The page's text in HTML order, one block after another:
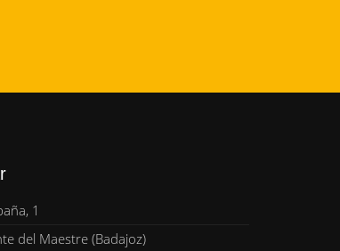
1
del Maestre (Badajoz)